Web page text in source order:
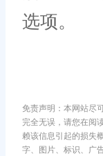
选项。
免责声明：本网站尽
完全无误，请您在阅
赖该信息引起的损失
字、图片、标识、广